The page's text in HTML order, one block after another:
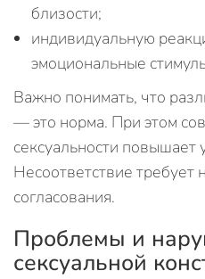
близости;
индивидуальную
эмоциональные
Важно понимать, что
— это норма. При этом
сексуальности повышает
Несоответствие требует
согласования.
Проблемы и
сексуальной